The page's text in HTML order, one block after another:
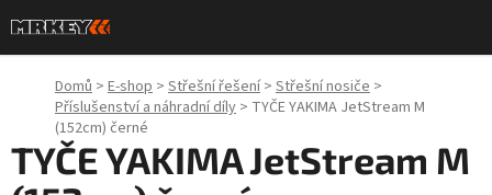
na
obsah
Domů > E-shop > Střešní řešení > Střešní nosiče >
Příslušenství a náhradní díly > TYČE YAKIMA JetStream M
(152cm) černé
TYČE YAKIMA JetStream M